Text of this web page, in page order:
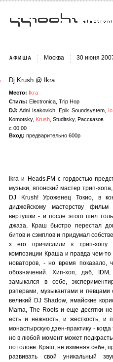
Москва 30 июня
Dj Krush @ Ikra
Место: Ikra
Стиль: Electronica, Trip Hop
DJ: Adni Isakovich, Epik Soundsystem,
Komotsky, Krush , Studitsky, Рассказов
с 00:00
Вход: предварительно 600р
Ikra и Heads.FM с гордостью
музыки, японский мастер трип-
DJ Krush! Уроженец Токио, в
диджейскому мастерству
вертушки - и после этого шел
джаза, Краш быстро перестал
битов и сэмплов и придумал
х его причислили к трип-хопу
композиции Краша и правда чем-
новаторов, - но время
обозначений. Хип-хоп, даб,
замыкался в себе,
рэперами, музыкантами и певцами
великий DJ Shadow, ямайские
Mama, The Roots и еще десятки
есть и нежность, и жесткость, и
монастырскую дзен-практику -
но в любой момент может
по голове. Краш, не изменяя себе,
развивать свой уникальный